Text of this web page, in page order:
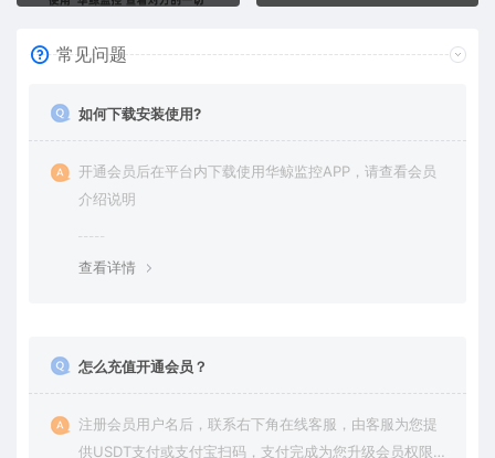
常见问题
如何下载安装使用?
开通会员后在平台内下载使用华鲸监控APP，请查看会员
介绍说明
查看详情
怎么充值开通会员？
注册会员用户名后，联系右下角在线客服，由客服为您提
供USDT支付或支付宝扫码，支付完成为您升级会员权限后